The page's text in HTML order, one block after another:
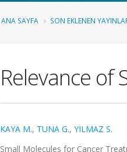
ANA SAYFA SON EKLENEN
Relevance of
KAYA M., TUNA G., YILMAZ S.
Small Molecules for Cancer